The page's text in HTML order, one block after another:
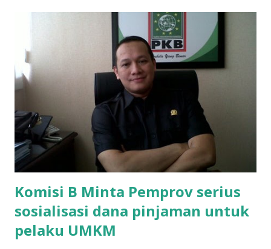
Mujib menambahkan, akhirnya terpaksa ortu nya pinjam
uang tetangga 500 ribu, agar anaknya bisa ikut ujian.
"Kasihan dia sudah tidak punya ayah, ibunya saudara saya,
kerja sebagai pembantu rumah tangga. Tolong dibantu mas,
agar uang bisa kembali,"ungkapnya. Perihal adanya
penarikan uang iuran untuk pembangunan gedung sekolah,
dibenarkan oleh Atika Fadhilah siswa kelas XI saat
diwawancarai. "Benar, bilangnya wajib Rp 1,5 juta dan waktu
terakh...
Komisi B Minta Pemprov serius
sosialisasi dana pinjaman untuk
pelaku UMKM